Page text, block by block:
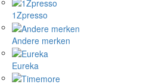
1Zpresso
Andere merken
Eureka